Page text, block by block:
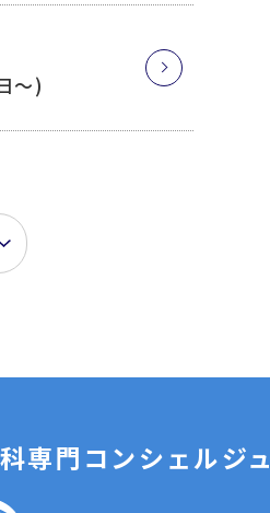
～)
専門コンシェルジュ